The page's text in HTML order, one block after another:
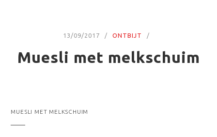
13/09/2017 ONTBIJT
Muesli met melkschuim
MUESLI MET MELKSCHUIM